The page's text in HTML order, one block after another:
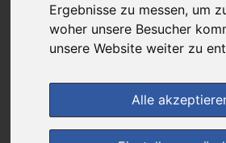
Ergebnisse zu messen, um
woher unsere Besucher
unsere Website weiter zu
Alle
(0) Jetzt bewerten!
zur